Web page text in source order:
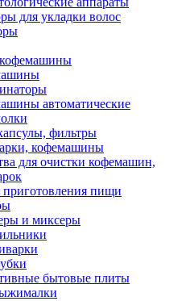
для укладки волос
автоматические
фильтры
кофемашины
для очистки кофемашин,
приготовления пищи
и миксеры
бытовые плиты